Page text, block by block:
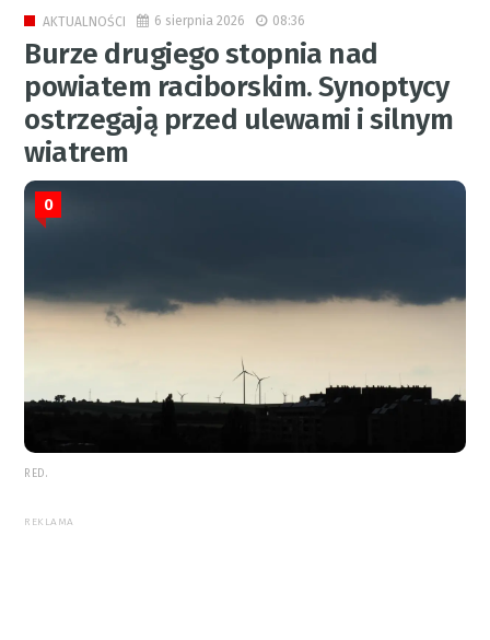
AKTUALNOŚCI 6 sierpnia 2026 08:36
Burze drugiego stopnia nad
powiatem raciborskim. Synoptycy
ostrzegają przed ulewami i silnym
wiatrem
0
RED.
REKLAMA